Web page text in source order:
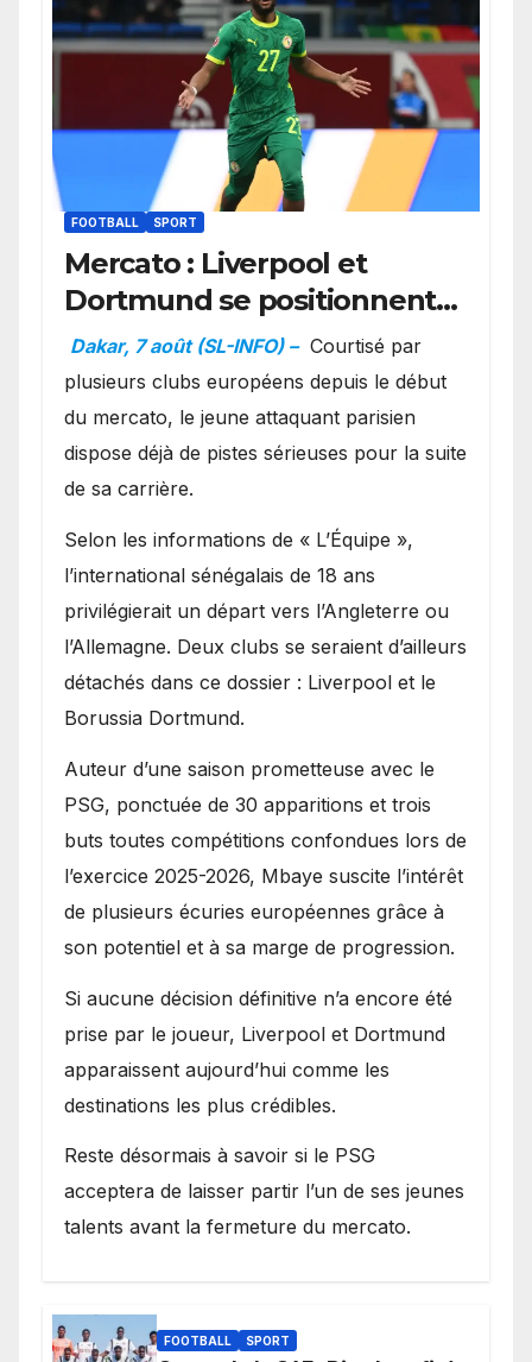
FOOTBALL SPORT
Mercato : Liverpool et
Dortmund se positionnent
en favoris pour recruter
Ibrahim Mbaye
Dakar, 7 août (SL-INFO) – Courtisé par
plusieurs clubs européens depuis le début
du mercato, le jeune attaquant parisien
dispose déjà de pistes sérieuses pour la suite
de sa carrière.
Selon les informations de « L’Équipe »,
l’international sénégalais de 18 ans
privilégierait un départ vers l’Angleterre ou
l’Allemagne. Deux clubs se seraient d’ailleurs
détachés dans ce dossier : Liverpool et le
Borussia Dortmund.
Auteur d’une saison prometteuse avec le
PSG, ponctuée de 30 apparitions et trois
buts toutes compétitions confondues lors de
l’exercice 2025-2026, Mbaye suscite l’intérêt
de plusieurs écuries européennes grâce à
son potentiel et à sa marge de progression.
Si aucune décision définitive n’a encore été
prise par le joueur, Liverpool et Dortmund
apparaissent aujourd’hui comme les
destinations les plus crédibles.
Reste désormais à savoir si le PSG
acceptera de laisser partir l’un de ses jeunes
talents avant la fermeture du mercato.
FOOTBALL SPORT